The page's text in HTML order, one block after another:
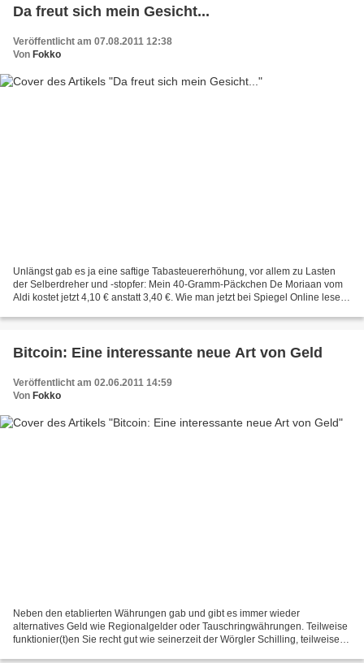
Da freut sich mein Gesicht...
Veröffentlicht am 07.08.2011 12:38
Von Fokko
Unlängst gab es ja eine saftige Tabasteuererhöhung, vor allem zu Lasten
der Selberdreher und -stopfer: Mein 40-Gramm-Päckchen De Moriaan vom
Aldi kostet jetzt 4,10 € anstatt 3,40 €. Wie man jetzt bei Spiegel Online lesen
Bitcoin: Eine interessante neue Art von Geld
Veröffentlicht am 02.06.2011 14:59
Von Fokko
Neben den etablierten Währungen gab und gibt es immer wieder
alternatives Geld wie Regionalgelder oder Tauschringwährungen. Teilweise
funktionier(t)en Sie recht gut wie seinerzeit der Wörgler Schilling, teilweise